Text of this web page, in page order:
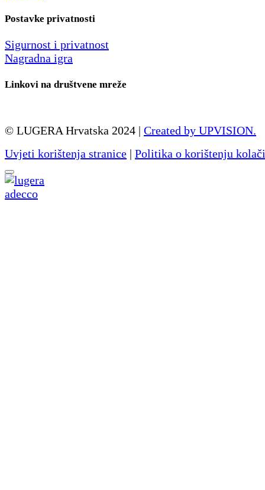
Postavke privatnosti
Sigurnost i privatnost
Nagradna igra
Linkovi na društvene mreže
© LUGERA Hrvatska 2024 | Created by UPVISION.
Uvjeti korištenja stranice | Politika o korištenju